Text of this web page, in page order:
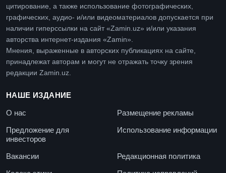
цитирование, а также использование фотографических,
графических, аудио- и/или видеоматериалов допускается при
наличии гиперссылки на сайт «Zamin.uz» и/или указания
авторства интернет-издания «Zamin».
Мнения, выраженные в авторских публикациях на сайте,
принадлежат авторам и могут не отражать точку зрения
редакции Zamin.uz.
НАШЕ ИЗДАНИЕ
О нас
Размещение рекламы
Предложение для
инвесторов
Использование информации
Вакансии
Редакционная политика